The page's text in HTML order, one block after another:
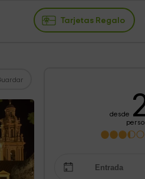
Tarjetas Regalo
desde